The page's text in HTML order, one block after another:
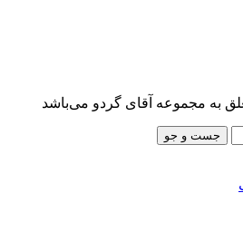
به مجموعه آقای گردو می‌باشد
جست و جو